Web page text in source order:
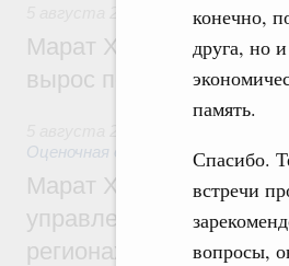
конечно,
друга, но
память.
Спасибо.
встречи
вопросы,
Национальный
Марат Хуснуллин:
вырос почти на треть
Оценочная деятельность
Марат Хуснуллин: По
управление «ДОМ.РФ»
регионах